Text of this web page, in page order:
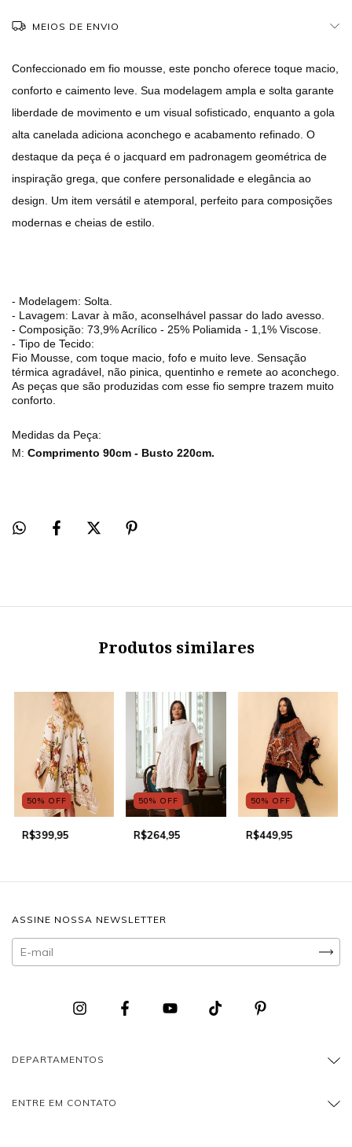
MEIOS DE ENVIO
Confeccionado em fio mousse, este poncho oferece toque macio,
conforto e caimento leve. Sua modelagem ampla e solta garante
liberdade de movimento e um visual sofisticado, enquanto a gola
alta canelada adiciona aconchego e acabamento refinado. O
destaque da peça é o jacquard em padronagem geométrica de
inspiração grega, que confere personalidade e elegância ao
design. Um item versátil e atemporal, perfeito para composições
modernas e cheias de estilo.
- Modelagem: Solta.
- Lavagem: Lavar à mão, aconselhável passar do lado avesso.
- Composição: 73,9% Acrílico - 25% Poliamida - 1,1% Viscose.
- Tipo de Tecido:
Fio Mousse, com toque macio, fofo e muito leve. Sensação
térmica agradável, não pinica, quentinho e remete ao aconchego.
As peças que são produzidas com esse fio sempre trazem muito
conforto.
Medidas da Peça:
M: Comprimento 90cm - Busto 220cm.
Produtos similares
50% OFF
R$399,95
50% OFF
R$264,95
50% OFF
R$449,95
ASSINE NOSSA NEWSLETTER
DEPARTAMENTOS
ENTRE EM CONTATO